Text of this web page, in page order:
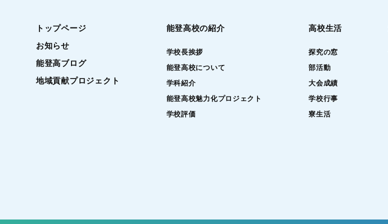
トップページ
お知らせ
能登高ブログ
地域貢献プロジェクト
能登高校の紹介
学校長挨拶
能登高校について
学科紹介
能登高校魅力化プロジェクト
学校評価
高校生活
探究の窓
部活動
大会成績
学校行事
寮生活